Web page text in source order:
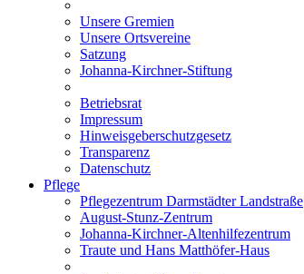
Unsere Gremien
Unsere Ortsvereine
Satzung
Johanna-Kirchner-Stiftung
Betriebsrat
Impressum
Hinweisgeberschutzgesetz
Transparenz
Datenschutz
Pflege
Pflegezentrum Darmstädter Landstraße
August-Stunz-Zentrum
Johanna-Kirchner-Altenhilfezentrum
Traute und Hans Matthöfer-Haus